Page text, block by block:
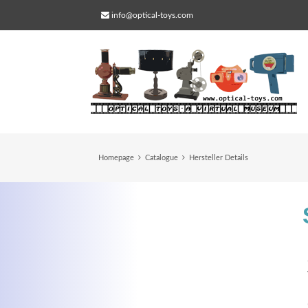
info@optical-toys.com
Homepage Catalogue Hersteller Details
adipiscing elit. Aenean commodo ligula